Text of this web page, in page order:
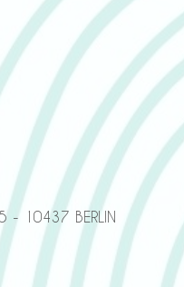
- 10437 BERLIN